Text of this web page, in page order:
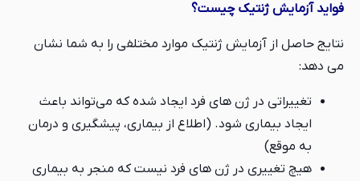
فواید آزمایش ژنتیک چیست؟
نتایج حاصل از آزمایش ژنتیک موارد مختلفی را به شما نشان
می دهد:
تغییراتی در ژن های فرد ایجاد شده که می‌تواند باعث
ایجاد بیماری شود. (اطلاع از بیماری، پیشگیری و درمان
به موقع)
هیچ تغییری در ژن های فرد نیست که منجر به بیماری